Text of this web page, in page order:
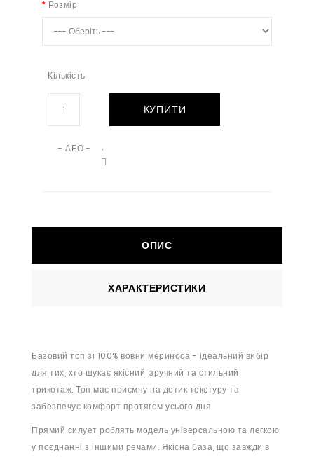
Розмір
Кількість
КУПИТИ
- АБО -
ОПИС
ХАРАКТЕРИСТИКИ
Базовий топ зі 100% вовни мериноса - ідеальний вибір
для тих, хто шукає якісний, зручний та стильний
трикотаж. Топ має приємну на дотик текстуру та
забезпечує комфорт протягом усього дня.
Прямий силует роблять модель універсальною та легкою
у поєднанні з іншими речами. Якісна база, що завжди в